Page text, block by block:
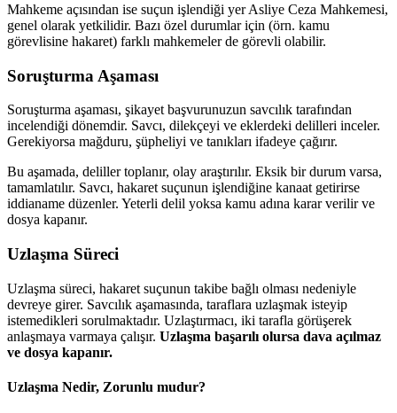
Mahkeme açısından ise suçun işlendiği yer Asliye Ceza Mahkemesi,
genel olarak yetkilidir. Bazı özel durumlar için (örn. kamu
görevlisine hakaret) farklı mahkemeler de görevli olabilir.
Soruşturma Aşaması
Soruşturma aşaması, şikayet başvurunuzun savcılık tarafından
incelendiği dönemdir. Savcı, dilekçeyi ve eklerdeki delilleri inceler.
Gerekiyorsa mağduru, şüpheliyi ve tanıkları ifadeye çağırır.
Bu aşamada, deliller toplanır, olay araştırılır. Eksik bir durum varsa,
tamamlatılır. Savcı, hakaret suçunun işlendiğine kanaat getirirse
iddianame düzenler. Yeterli delil yoksa kamu adına karar verilir ve
dosya kapanır.
Uzlaşma Süreci
Uzlaşma süreci, hakaret suçunun takibe bağlı olması nedeniyle
devreye girer. Savcılık aşamasında, taraflara uzlaşmak isteyip
istemedikleri sorulmaktadır. Uzlaştırmacı, iki tarafla görüşerek
anlaşmaya varmaya çalışır. Uzlaşma başarılı olursa dava açılmaz
ve dosya kapanır.
Uzlaşma Nedir, Zorunlu mudur?